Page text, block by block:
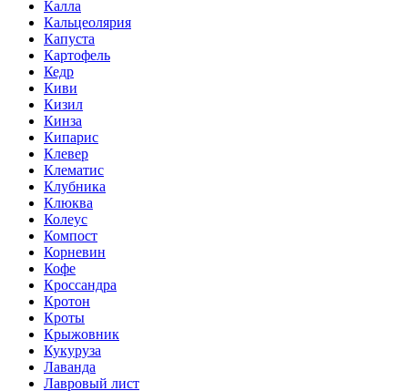
Калла
Кальцеолярия
Капуста
Картофель
Кедр
Киви
Кизил
Кинза
Кипарис
Клевер
Клематис
Клубника
Клюква
Колеус
Компост
Корневин
Кофе
Кроссандра
Кротон
Кроты
Крыжовник
Кукуруза
Лаванда
Лавровый лист